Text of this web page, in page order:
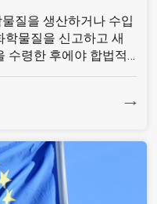
질을 생산하거나 수입
물질을 신고하고 새
수령한 후에야 합법적
.